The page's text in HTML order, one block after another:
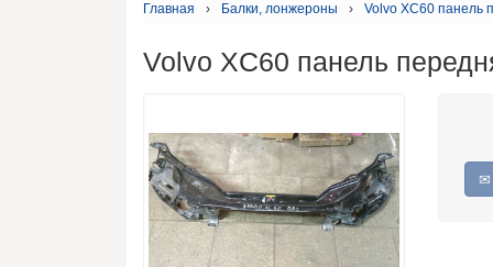
Главная › Балки, лонжероны › Volvo XC60 панель
Volvo XC60 панель